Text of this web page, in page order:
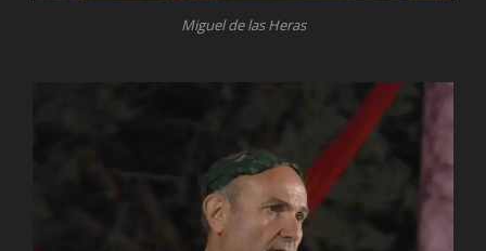
Miguel de las Heras